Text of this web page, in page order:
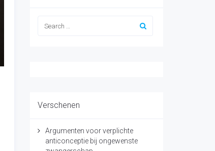
Verschenen
Argumenten voor verplichte
anticonceptie bij ongewenste